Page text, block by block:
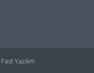
Fast Yazılım